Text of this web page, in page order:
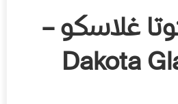
غلاسكو –
Dakota